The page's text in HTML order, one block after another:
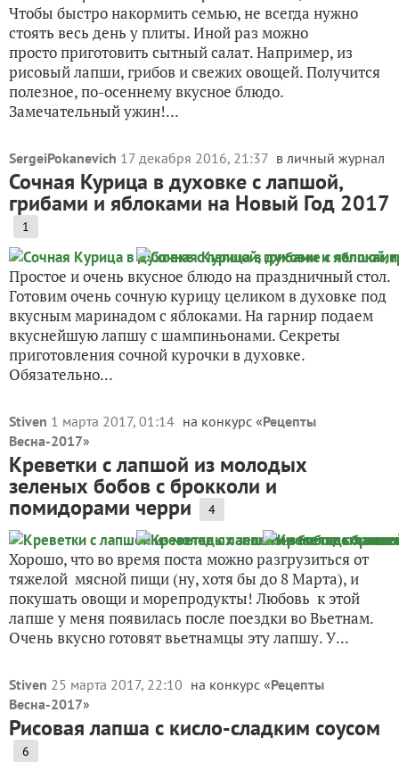
Чтобы быстро накормить семью, не всегда нужно
стоять весь день у плиты. Иной раз можно
просто приготовить сытный салат. Например, из
рисовый лапши, грибов и свежих овощей. Получится
полезное, по-осеннему вкусное блюдо.
Замечательный ужин!...
SergeiPokanevich 17 декабря 2016, 21:37 в личный журнал
Сочная Курица в духовке с лапшой,
грибами и яблоками на Новый Год 2017
1
Простое и очень вкусное блюдо на праздничный стол.
Готовим очень сочную курицу целиком в духовке под
вкусным маринадом с яблоками. На гарнир подаем
вкуснейшую лапшу с шампиньонами. Секреты
приготовления сочной курочки в духовке.
Обязательно...
Stiven 1 марта 2017, 01:14 на конкурс «Рецепты
Весна-2017»
Креветки с лапшой из молодых
зеленых бобов с брокколи и
помидорами черри 4
Хорошо, что во время поста можно разгрузиться от
тяжелой мясной пищи (ну, хотя бы до 8 Марта), и
покушать овощи и морепродукты! Любовь к этой
лапше у меня появилась после поездки во Вьетнам.
Очень вкусно готовят вьетнамцы эту лапшу. У...
Stiven 25 марта 2017, 22:10 на конкурс «Рецепты
Весна-2017»
Рисовая лапша с кисло-сладким соусом
6